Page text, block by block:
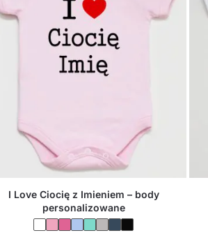
I Love Ciocię z Imieniem – body
personalizowane